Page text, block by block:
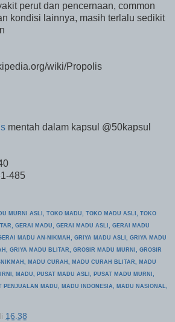
perut dan pencernaan, common
kondisi lainnya, masih terlalu sedikit
wiki/Propolis
mentah dalam kapsul @50kapsul
485
MURNI ASLI, TOKO MADU, TOKO MADU ASLI, TOKO
GERAI MADU, GERAI MADU ASLI, GERAI MADU
MADU AN -NIKMAH, GR IYA MADU ASLI, GRIYA MADU
GR IYA MADU BLITAR, GROSIR MADU MURNI, GROSIR
, MADU CU RAH, MADU CURAH BLITAR, MADU
MADU, PUSAT MADU ASLI, PUSAT MADU MURNI,
PENJUALAN MADU, MADU INDONESIA, MADU NASIONAL,
16.38